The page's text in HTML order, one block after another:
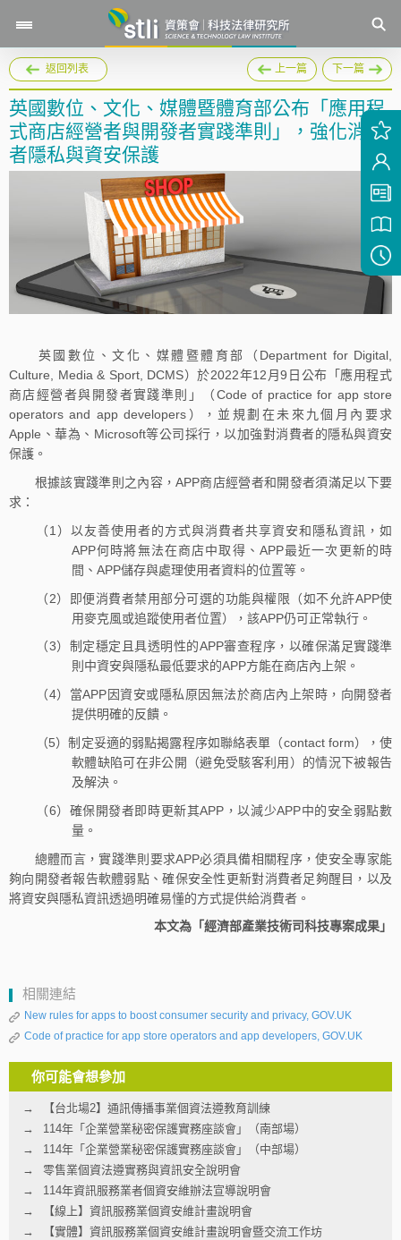
返回列表 上一篇 下一篇
英國數位、文化、媒體暨體育部公布「應用程
式商店經營者與開發者實踐準則」，強化消費
者隱私與資安保護
英國數位、文化、媒體暨體育部（Department for Digital,
Culture, Media & Sport, DCMS）於2022年12月9日公布「應用程式
商店經營者與開發者實踐準則」（Code of practice for app store
operators and app developers），並規劃在未來九個月內要求
Apple、華為、Microsoft等公司採行，以加強對消費者的隱私與資安
保護。
根據該實踐準則之內容，APP商店經營者和開發者須滿足以下要
求：
（1）以友善使用者的方式與消費者共享資安和隱私資訊，如
APP何時將無法在商店中取得、APP最近一次更新的時
間、APP儲存與處理使用者資料的位置等。
（2）即便消費者禁用部分可選的功能與權限（如不允許APP使
用麥克風或追蹤使用者位置），該APP仍可正常執行。
（3）制定穩定且具透明性的APP審查程序，以確保滿足實踐準
則中資安與隱私最低要求的APP方能在商店內上架。
（4）當APP因資安或隱私原因無法於商店內上架時，向開發者
提供明確的反饋。
（5）制定妥適的弱點揭露程序如聯絡表單（contact form），使
軟體缺陷可在非公開（避免受駭客利用）的情況下被報告
及解決。
（6）確保開發者即時更新其APP，以減少APP中的安全弱點數
量。
總體而言，實踐準則要求APP必須具備相關程序，使安全專家能
夠向開發者報告軟體弱點、確保安全性更新對消費者足夠醒目，以及
將資安與隱私資訊透過明確易懂的方式提供給消費者。
本文為「經濟部產業技術司科技專案成果」
相關連結
New rules for apps to boost consumer security and privacy, GOV.UK
Code of practice for app store operators and app developers, GOV.UK
你可能會想參加
【台北場2】通訊傳播事業個資法遵教育訓練
114年「企業營業秘密保護實務座談會」（南部場）
114年「企業營業秘密保護實務座談會」（中部場）
零售業個資法遵實務與資訊安全說明會
114年資訊服務業者個資安維辦法宣導說明會
【線上】資訊服務業個資安維計畫說明會
【實體】資訊服務業個資安維計畫說明會暨交流工作坊